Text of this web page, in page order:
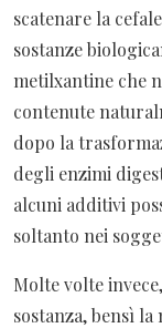
scatenare la
sostanze
metilxantine che
contenute
dopo la
degli enzimi
alcuni additivi
soltanto nei
Molte volte
sostanza, bensì